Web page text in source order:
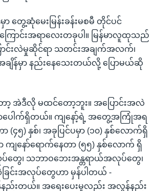
မှာ တွေ့ဆုံမေးမြန်းခန်းမစမီ တိုင်ပင်
ြောင်းအရာလေးတခုပါ။ မြန်မာလူထုသည်
ာင်းလဲမှုဆိုင်ရာ သတင်းအချက်အလက်၊
န်မှာ နည်းနေသေးတယ်လို့ ပြောမယ်ဆို
ော့ အဲဒီလို မထင်တော့ဘူး။ အပြောင်းအလဲ
ပေါက်ရှိတယ်။ ကျနော့်ရဲ့ အတွေ့အကြုံအရ
(၄၅) နှစ်၊ အခုပြင်ပမှာ (၁၀) နှစ်လောက်ရှိ
ျနော်ရောက်နေတာ (၅၅) နှစ်လောက် ရှိ
ပ်တွေ၊ သဘာဝဘေးအန္တရာယ်အလုပ်တွေ၊
ခြင်းအလုပ်တွေဟာ မှန်ပါတယ် -
ည်းတယ်။ အရေးပေးမှုလည်း အလွန်နည်း